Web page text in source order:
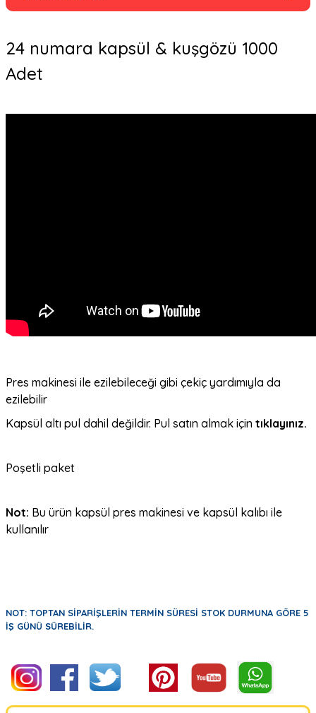
24 numara kapsül & kuşgözü 1000
Adet
Pres makinesi ile ezilebileceği gibi çekiç yardımıyla da
ezilebilir
Kapsül altı pul dahil değildir. Pul satın almak için tıklayınız.
Poşetli paket
Not: Bu ürün kapsül pres makinesi ve kapsül kalıbı ile
kullanılır
NOT: TOPTAN SİPARİŞLERİN TERMİN SÜRESİ STOK DURMUNA GÖRE 5
İŞ GÜNÜ SÜREBİLİR.